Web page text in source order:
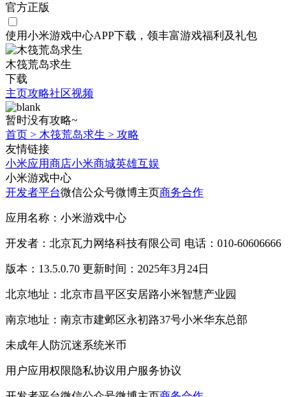
官方正版
使用小米游戏中心APP下载 ，领丰富游戏福利 及礼包
木筏荒岛求生
下载
主页攻略社区视频
暂时没有攻略~
首页 > 木筏荒岛求生 > 攻略
友情链接
小米应用商店小米商城英雄互娱
小米游戏中心
开发者平台微信公众号微博主页商务合作
应用名称：小米游戏中心
开发者：北京瓦力网络科技有限公司 电话：010-60606666
版本：13.5.0.70 更新时间：2025年3月24日
北京地址：北京市昌平区安居路小米智慧产业园
南京地址：南京市建邺区永初路37号小米华东总部
未成年人防沉迷系统米币
用户应用权限隐私协议用户服务协议